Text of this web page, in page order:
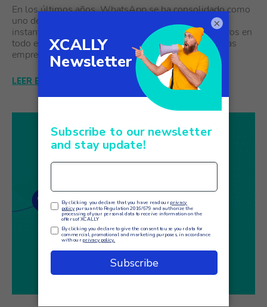
En los últimos años, WhatsApp se ha consolidado como
uno de los principales canales de comunicación
instantánea, con miles de millones de usuarios activos en
todo el mundo. Esta popularidad ha llevado a muchas
empresas a…
LEER EL ARTÍCULO
×